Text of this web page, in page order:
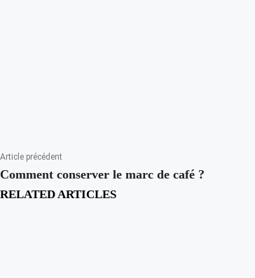
Article précédent
Comment conserver le marc de café ?
RELATED ARTICLES